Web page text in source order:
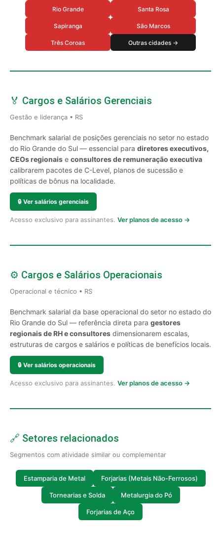
Rio Grande Santa Rosa
Sapiranga São Marcos
Três Coroas Outras cidades →
🏅 Cargos e Salários Gerenciais
Gestão e liderança • RS
Benchmark salarial de posições gerenciais no setor no estado
do Rio Grande do Sul — essencial para diretores executivos,
CEOs regionais e consultores de remuneração executiva
calibrarem pacotes de C-Level, planos de sucessão e
políticas de bônus na localidade.
🔒 Ver salários gerenciais
Acesso exclusivo para assinantes. Ver planos de acesso →
⚙️ Cargos e Salários Operacionais
Operacional e técnico • RS
Benchmark salarial da base operacional do setor no estado do
Rio Grande do Sul — referência direta para gestores
regionais de RH e consultores dimensionarem escalas,
estruturas de cargos e salários e políticas de benefícios locais.
🔒 Ver salários operacionais
Acesso exclusivo para assinantes. Ver planos de acesso →
🔗 Setores relacionados
Segmentos com atividade similar ou complementar
Estamparia de Metal Forjarias (Metais Não-Ferrosos)
Tornearias e Solda Metalurgia do Pó
Forjarias de Aço